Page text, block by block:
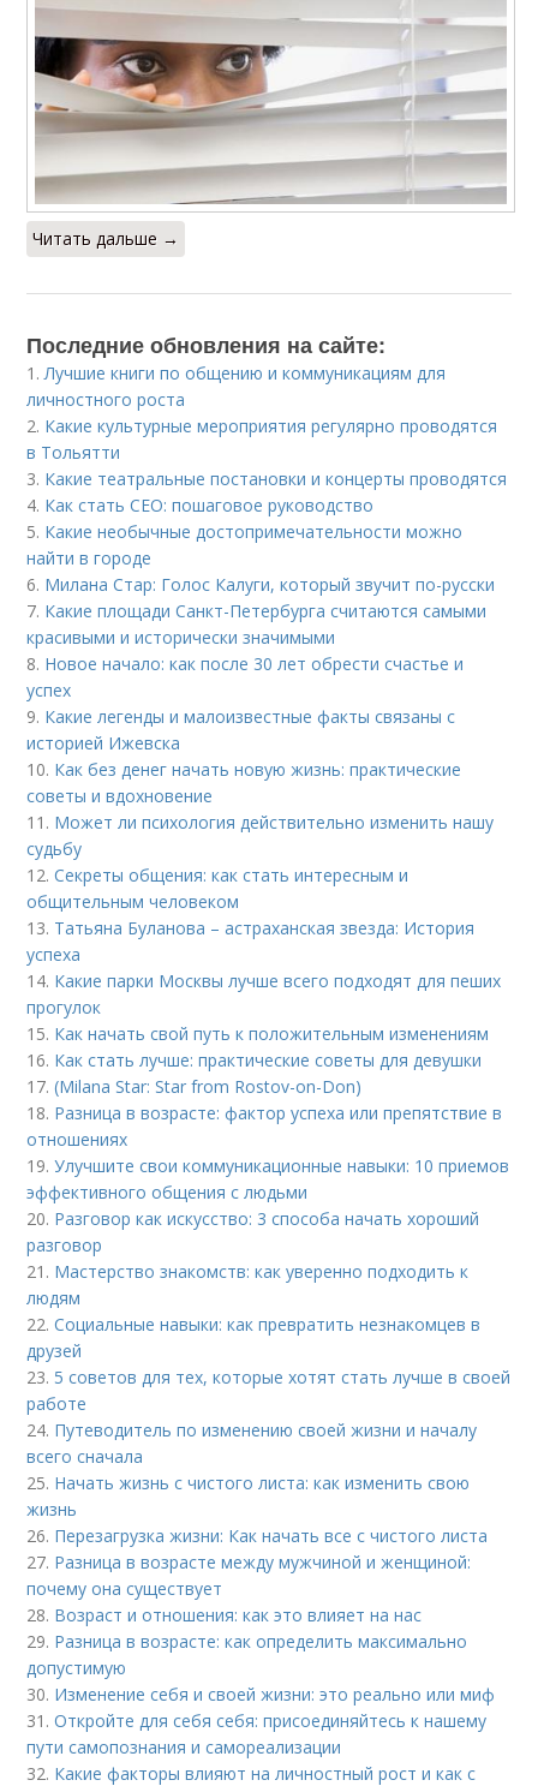
Читать дальше →
Последние обновления на сайте:
1. Лучшие книги по общению и коммуникациям для
личностного роста
2. Какие культурные мероприятия регулярно проводятся
в Тольятти
3. Какие театральные постановки и концерты проводятся
4. Как стать CEO: пошаговое руководство
5. Какие необычные достопримечательности можно
найти в городе
6. Милана Стар: Голос Калуги, который звучит по-русски
7. Какие площади Санкт-Петербурга считаются самыми
красивыми и исторически значимыми
8. Новое начало: как после 30 лет обрести счастье и
успех
9. Какие легенды и малоизвестные факты связаны с
историей Ижевска
10. Как без денег начать новую жизнь: практические
советы и вдохновение
11. Может ли психология действительно изменить нашу
судьбу
12.Секреты общения: как стать интересным и
общительным человеком
13. Татьяна Буланова – астраханская звезда: История
успеха
14. Какие парки Москвы лучше всего подходят для пеших
прогулок
15. Как начать свой путь к положительным изменениям
16. Как стать лучше: практические советы для девушки
17.(Milana Star: Star from Rostov-on-Don)
18. Разница в возрасте: фактор успеха или препятствие в
отношениях
19.Улучшите свои коммуникационные навыки: 10 приемов
эффективного общения с людьми
20. Разговор как искусство: 3 способа начать хороший
разговор
21. Мастерство знакомств: как уверенно подходить к
людям
22.Социальные навыки: как превратить незнакомцев в
друзей
23. 5 советов для тех, которые хотят стать лучше в своей
работе
24. Путеводитель по изменению своей жизни и началу
всего сначала
25. Начать жизнь с чистого листа: как изменить свою
жизнь
26. Перезагрузка жизни: Как начать все с чистого листа
27. Разница в возрасте между мужчиной и женщиной:
почему она существует
28. Возраст и отношения: как это влияет на нас
29. Разница в возрасте: как определить максимально
допустимую
30. Изменение себя и своей жизни: это реально или миф
31.Откройте для себя себя: присоединяйтесь к нашему
пути самопознания и самореализации
32. Какие факторы влияют на личностный рост и как с